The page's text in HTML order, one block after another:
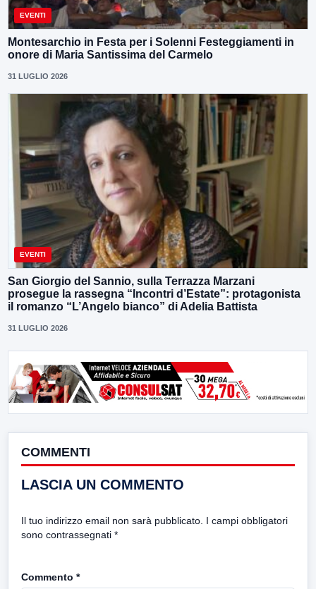
EVENTI
Montesarchio in Festa per i Solenni Festeggiamenti in
onore di Maria Santissima del Carmelo
31 LUGLIO 2026
EVENTI
San Giorgio del Sannio, sulla Terrazza Marzani
prosegue la rassegna “Incontri d’Estate”: protagonista
il romanzo “L’Angelo bianco” di Adelia Battista
31 LUGLIO 2026
COMMENTI
LASCIA UN COMMENTO
Il tuo indirizzo email non sarà pubblicato. I campi obbligatori
sono contrassegnati *
Commento *